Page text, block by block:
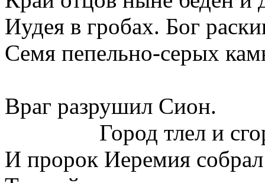
Иудея в гробах. Бог
Семя пепельно-серых
Враг разрушил Сион.
Город тлел и
И пророк Иеремия собрал